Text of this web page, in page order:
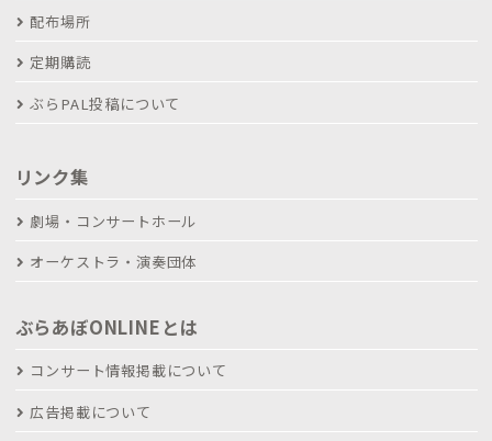
配布場所
定期購読
ぶらPAL投稿について
リンク集
劇場・コンサートホール
オーケストラ・演奏団体
ぶらあぼONLINEとは
コンサート情報掲載について
広告掲載について